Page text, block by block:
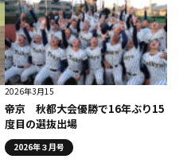
2026年3月15
帝京 秋都大会優勝で16年ぶり15
度目の選抜出場
2026年３月号